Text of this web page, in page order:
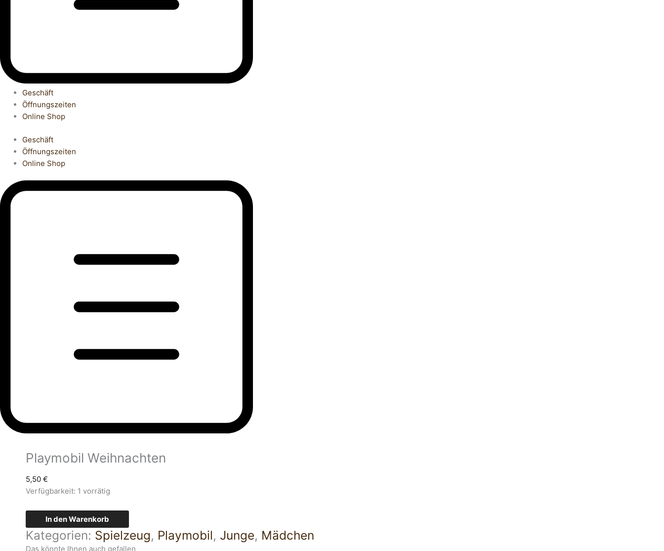
Geschäft
Öffnungszeiten
Online Shop
Geschäft
Öffnungszeiten
Online Shop
Playmobil Weihnachten
5,50 €
Verfügbarkeit: 1 vorrätig
In den Warenkorb
Kategorien: Spielzeug, Playmobil, Junge, Mädchen
Das könnte Ihnen auch gefallen